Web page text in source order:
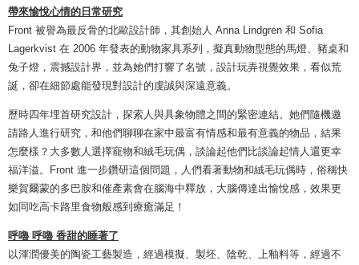
帶來愉悅心情的日常研究
Front 被譽為最反骨的北歐設計師，其創始人 Anna Lindgren 和 Sofia
Lagerkvist 在 2006 年發表的動物家具系列，擬真動物型態的馬燈、豬桌和
兔子燈，震撼設計界，並為她們打響了名號，設計玩弄視覺效果，看似荒
誕，卻在細節處能發現對設計的虔誠與深遠意義。
歷時四年埋首研究設計，探索人與具象物體之間的緊密連結。她們隨機邀
請路人進行研究，和他們聊聊在家中最富有情感和最有意義的物品，結果
怎麼樣？大多數人選擇寵物和絨毛玩偶，談論起他們比談論起情人還更幸
福洋溢。Front 進一步鑽研這個問題，人們看著動物和絨毛玩偶時，俗稱快
樂賀爾蒙的多巴胺和催產素會在腦海中釋放，大腦傳達出愉悅感，效果更
如同吃高卡路里食物般感到療癒滿足！
呼嚕 呼嚕 香甜的睡著了
以渾潤優美的陶瓷工藝製造，經過模擬、製坯、陰乾、上釉料等，經過不